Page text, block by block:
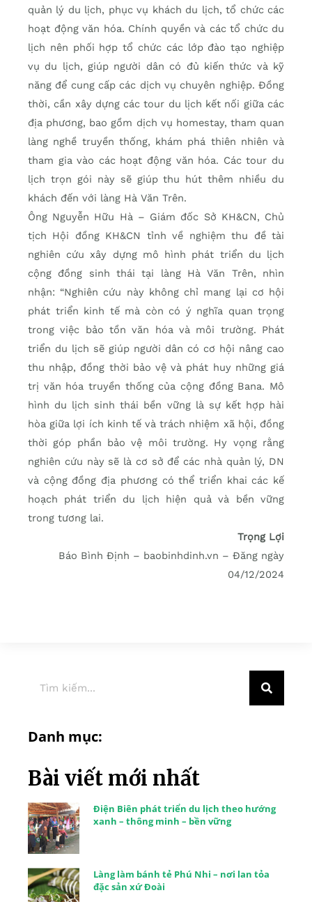
quản lý du lịch, phục vụ khách du lịch, tổ chức các
hoạt động văn hóa. Chính quyền và các tổ chức du
lịch nên phối hợp tổ chức các lớp đào tạo nghiệp
vụ du lịch, giúp người dân có đủ kiến thức và kỹ
năng để cung cấp các dịch vụ chuyên nghiệp. Đồng
thời, cần xây dựng các tour du lịch kết nối giữa các
địa phương, bao gồm dịch vụ homestay, tham quan
làng nghề truyền thống, khám phá thiên nhiên và
tham gia vào các hoạt động văn hóa. Các tour du
lịch trọn gói này sẽ giúp thu hút thêm nhiều du
khách đến với làng Hà Văn Trên.
Ông Nguyễn Hữu Hà – Giám đốc Sở KH&CN, Chủ
tịch Hội đồng KH&CN tỉnh về nghiệm thu đề tài
nghiên cứu xây dựng mô hình phát triển du lịch
cộng đồng sinh thái tại làng Hà Văn Trên, nhìn
nhận: “Nghiên cứu này không chỉ mang lại cơ hội
phát triển kinh tế mà còn có ý nghĩa quan trọng
trong việc bảo tồn văn hóa và môi trường. Phát
triển du lịch sẽ giúp người dân có cơ hội nâng cao
thu nhập, đồng thời bảo vệ và phát huy những giá
trị văn hóa truyền thống của cộng đồng Bana. Mô
hình du lịch sinh thái bền vững là sự kết hợp hài
hòa giữa lợi ích kinh tế và trách nhiệm xã hội, đồng
thời góp phần bảo vệ môi trường. Hy vọng rằng
nghiên cứu này sẽ là cơ sở để các nhà quản lý, DN
và cộng đồng địa phương có thể triển khai các kế
hoạch phát triển du lịch hiện quả và bền vững
trong tương lai.
Trọng Lợi
Báo Bình Định – baobinhdinh.vn – Đăng ngày
04/12/2024
Danh mục:
Bài viết mới nhất
Điện Biên phát triển du lịch theo hướng
xanh – thông minh – bền vững
Làng làm bánh tẻ Phú Nhi – nơi lan tỏa
đặc sản xứ Đoài